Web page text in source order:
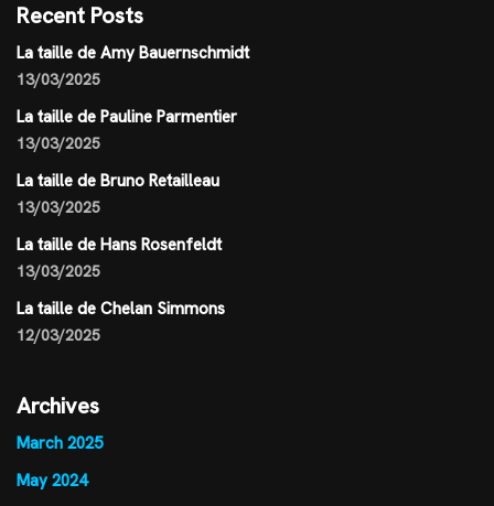
Recent Posts
La taille de Amy Bauernschmidt
13/03/2025
La taille de Pauline Parmentier
13/03/2025
La taille de Bruno Retailleau
13/03/2025
La taille de Hans Rosenfeldt
13/03/2025
La taille de Chelan Simmons
12/03/2025
Archives
March 2025
May 2024